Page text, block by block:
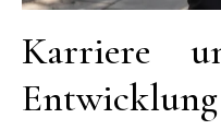
Karriere
Entwicklung